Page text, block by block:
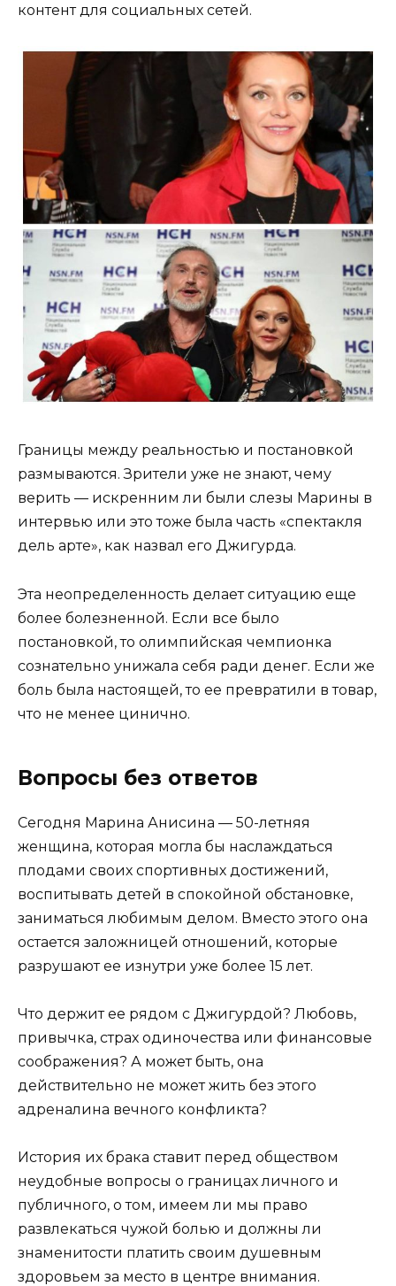
контент для социальных сетей.
Границы между реальностью и постановкой
размываются. Зрители уже не знают, чему
верить — искренним ли были слезы Марины в
интервью или это тоже была часть «спектакля
дель арте», как назвал его Джигурда.
Эта неопределенность делает ситуацию еще
более болезненной. Если все было
постановкой, то олимпийская чемпионка
сознательно унижала себя ради денег. Если же
боль была настоящей, то ее превратили в товар,
что не менее цинично.
Вопросы без ответов
Сегодня Марина Анисина — 50-летняя
женщина, которая могла бы наслаждаться
плодами своих спортивных достижений,
воспитывать детей в спокойной обстановке,
заниматься любимым делом. Вместо этого она
остается заложницей отношений, которые
разрушают ее изнутри уже более 15 лет.
Что держит ее рядом с Джигурдой? Любовь,
привычка, страх одиночества или финансовые
соображения? А может быть, она
действительно не может жить без этого
адреналина вечного конфликта?
История их брака ставит перед обществом
неудобные вопросы о границах личного и
публичного, о том, имеем ли мы право
развлекаться чужой болью и должны ли
знаменитости платить своим душевным
здоровьем за место в центре внимания.